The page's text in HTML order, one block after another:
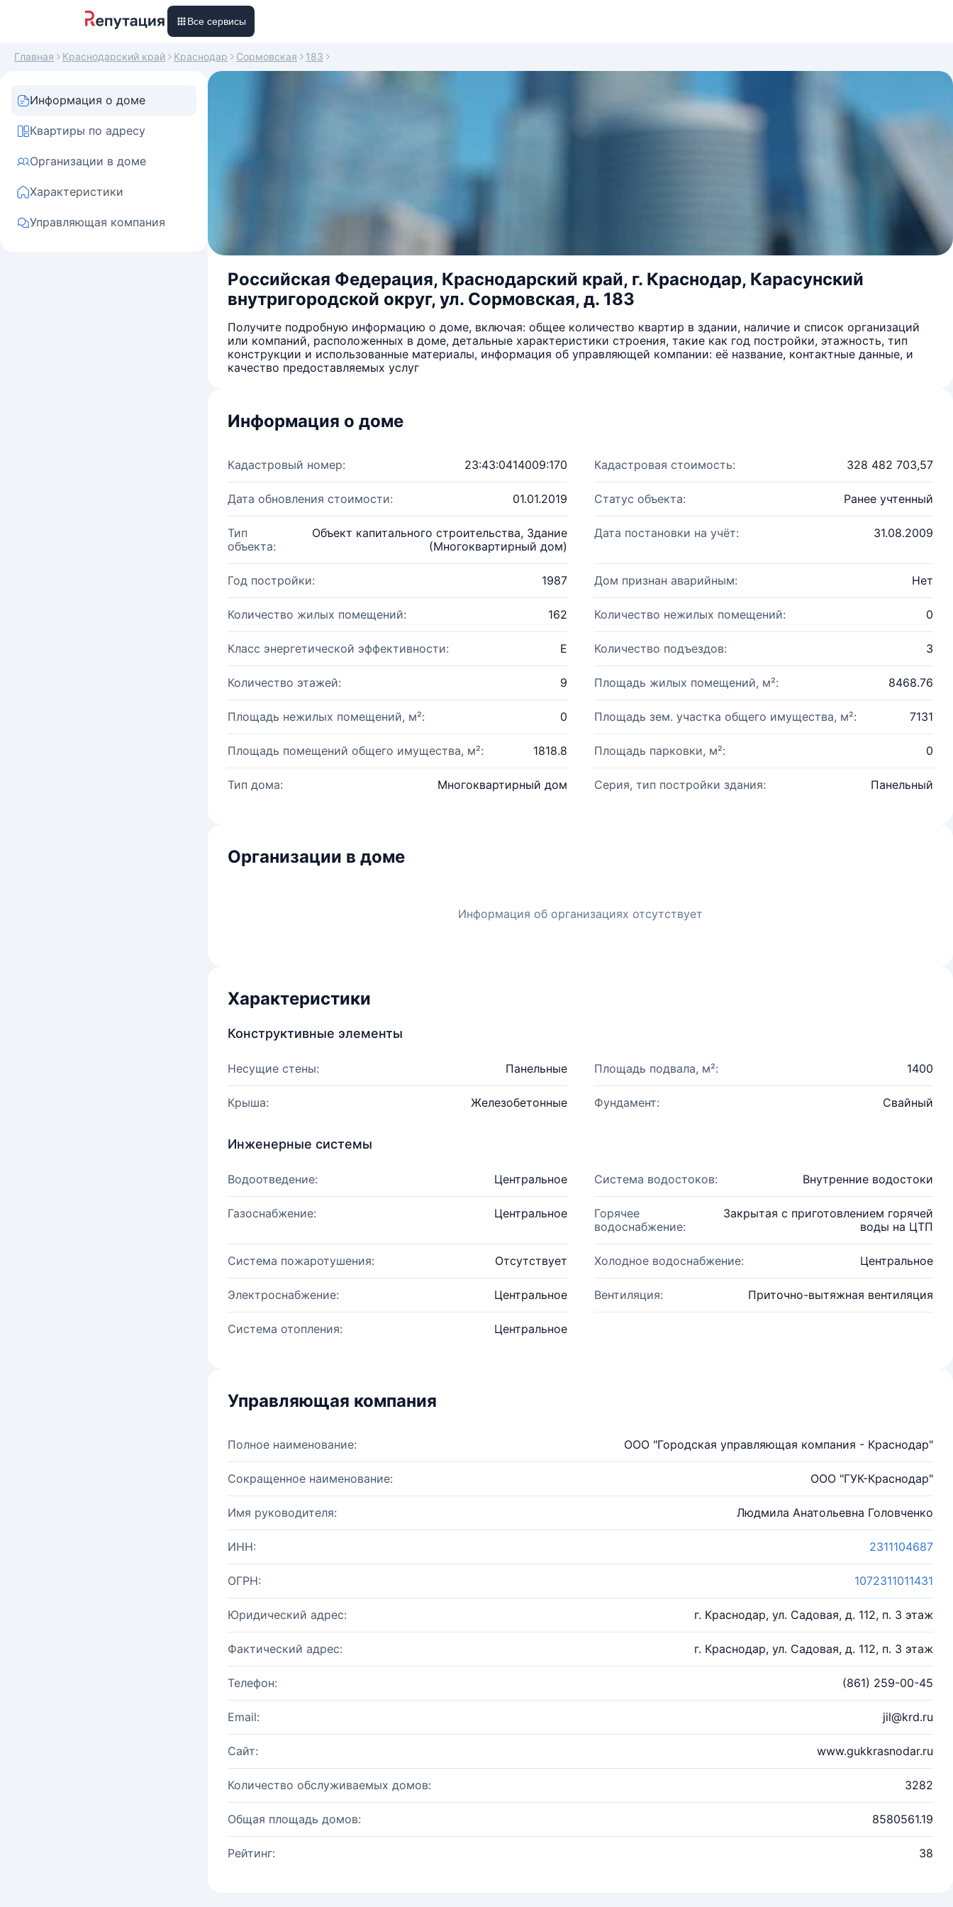
Все сервисы
Главная Краснодарский край Краснодар Сормовская 183
Информация о доме
Квартиры по адресу
Организации в доме
Характеристики
Управляющая компания
Российская Федерация, Краснодарский край, г. Краснодар, Карасунский
внутригородской округ, ул. Сормовская, д. 183
Получите подробную информацию о доме, включая: общее количество квартир в здании, наличие и список организаций
или компаний, расположенных в доме, детальные характеристики строения, такие как год постройки, этажность, тип
конструкции и использованные материалы, информация об управляющей компании: её название, контактные данные, и
качество предоставляемых услуг
Информация о доме
Кадастровый номер: 23:43:0414009:170 Кадастровая стоимость: 328 482 703,57
Дата обновления стоимости: 01.01.2019 Статус объекта: Ранее учтенный
Тип
объекта:
Объект капитального строительства, Здание
(Многоквартирный дом)
Дата постановки на учёт: 31.08.2009
Год постройки: 1987 Дом признан аварийным: Нет
Количество жилых помещений: 162 Количество нежилых помещений: 0
Класс энергетической эффективности: E Количество подъездов: 3
Количество этажей: 9 Площадь жилых помещений, м²: 8468.76
Площадь нежилых помещений, м²: 0 Площадь зем. участка общего имущества, м²: 7131
Площадь помещений общего имущества, м²: 1818.8 Площадь парковки, м²: 0
Тип дома: Многоквартирный дом Серия, тип постройки здания: Панельный
Организации в доме
Информация об организациях отсутствует
Характеристики
Конструктивные элементы
Несущие стены: Панельные Площадь подвала, м²: 1400
Крыша: Железобетонные Фундамент: Свайный
Инженерные системы
Водоотведение: Центральное Система водостоков: Внутренние водостоки
Газоснабжение: Центральное
Горячее
водоснабжение:
Закрытая с приготовлением горячей
воды на ЦТП
Система пожаротушения: Отсутствует Холодное водоснабжение: Центральное
Электроснабжение: Центральное Вентиляция: Приточно-вытяжная вентиляция
Система отопления: Центральное
Управляющая компания
Полное наименование: ООО "Городская управляющая компания - Краснодар"
Сокращенное наименование: ООО "ГУК-Краснодар"
Имя руководителя: Людмила Анатольевна Головченко
ИНН: 2311104687
ОГРН: 1072311011431
Юридический адрес: г. Краснодар, ул. Садовая, д. 112, п. 3 этаж
Фактический адрес: г. Краснодар, ул. Садовая, д. 112, п. 3 этаж
Телефон: (861) 259-00-45
Email: jil@krd.ru
Сайт: www.gukkrasnodar.ru
Количество обслуживаемых домов: 3282
Общая площадь домов: 8580561.19
Рейтинг: 38